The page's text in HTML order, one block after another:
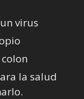
virus
la salud